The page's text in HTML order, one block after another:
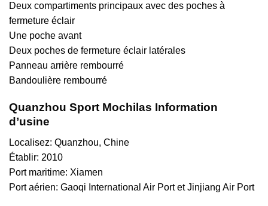
Deux compartiments principaux avec des poches à
fermeture éclair
Une poche avant
Deux poches de fermeture éclair latérales
Panneau arrière rembourré
Bandoulière rembourré
Quanzhou Sport Mochilas Information
d’usine
Localisez: Quanzhou, Chine
Établir: 2010
Port maritime: Xiamen
Port aérien: Gaoqi International Air Port et Jinjiang Air Port